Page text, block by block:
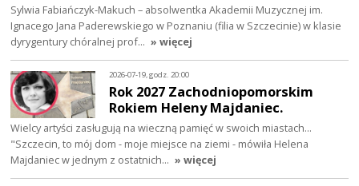
Sylwia Fabiańczyk-Makuch – absolwentka Akademii Muzycznej im.
Ignacego Jana Paderewskiego w Poznaniu (filia w Szczecinie) w klasie
dyrygentury chóralnej prof… » więcej
2026-07-19, godz. 20:00
Rok 2027 Zachodniopomorskim
Rokiem Heleny Majdaniec.
Wielcy artyści zasługują na wieczną pamięć w swoich miastach...
"Szczecin, to mój dom - moje miejsce na ziemi - mówiła Helena
Majdaniec w jednym z ostatnich… » więcej